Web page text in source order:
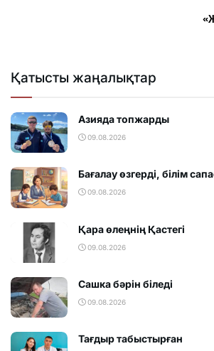
Қатысты жаңалықтар
Азияда топжарды
09.08.2026
Бағалау өзгерді, білім
09.08.2026
Қара өлеңнің Қастегі
09.08.2026
Сашка бәрін біледі
09.08.2026
Тағдыр табыстырған